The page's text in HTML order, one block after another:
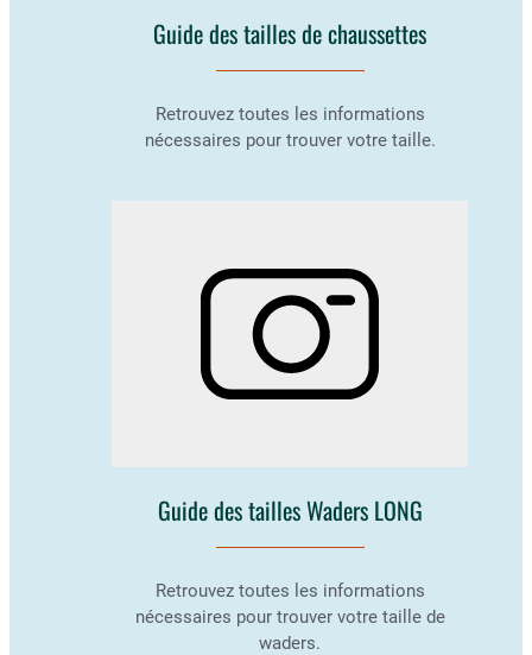
Guide des tailles de chaussettes
Retrouvez toutes les informations
nécessaires pour trouver votre taille.
Guide des tailles Waders LONG
Retrouvez toutes les informations
nécessaires pour trouver votre taille de
waders.